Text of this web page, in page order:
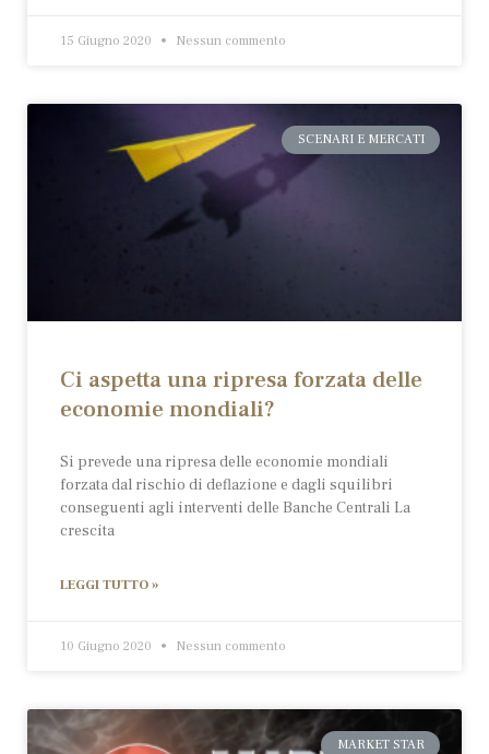
15 Giugno 2020 Nessun commento
SCENARI E MERCATI
Ci aspetta una ripresa forzata delle
economie mondiali?
Si prevede una ripresa delle economie mondiali
forzata dal rischio di deflazione e dagli squilibri
conseguenti agli interventi delle Banche Centrali La
crescita
LEGGI TUTTO »
10 Giugno 2020 Nessun commento
MARKET STAR